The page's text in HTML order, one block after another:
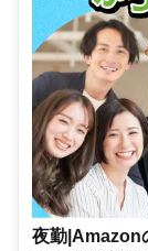
夜勤|Amazon